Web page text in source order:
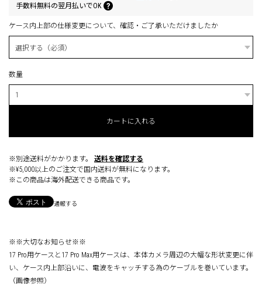
手数料無料の翌月払いでOK
ケース内上部の仕様変更について、確認・ご了承いただけましたか
数量
カートに入れる
※別途送料がかかります。
送料を確認する
※¥5,000以上のご注文で国内送料が無料になります。
※この商品は海外配送できる商品です。
通報する
※※大切なお知らせ※※
17 Pro用ケースと17 Pro Max用ケースは、本体カメラ周辺の大幅な形状変更に伴
い、ケース内上部沿いに、電波をキャッチする為のケーブルを巻いています。
（画像参照）